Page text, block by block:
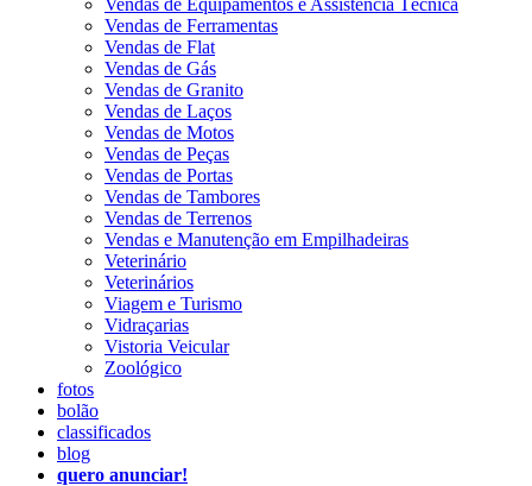
Vendas de Equipamentos e Assistência Técnica
Vendas de Ferramentas
Vendas de Flat
Vendas de Gás
Vendas de Granito
Vendas de Laços
Vendas de Motos
Vendas de Peças
Vendas de Portas
Vendas de Tambores
Vendas de Terrenos
Vendas e Manutenção em Empilhadeiras
Veterinário
Veterinários
Viagem e Turismo
Vidraçarias
Vistoria Veicular
Zoológico
fotos
bolão
classificados
blog
quero anunciar!